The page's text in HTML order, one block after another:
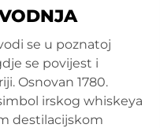
se u poznatoj
se povijest i
Osnovan 1780.
irskog whiskeya
destilacijskom